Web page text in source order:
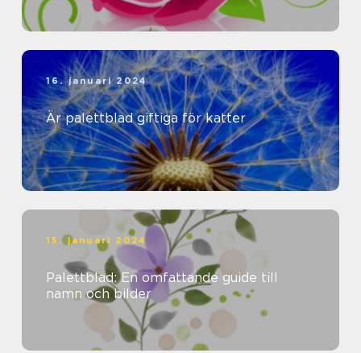
16. januari 2024
Är palettblad giftiga för katter
15. januari 2024
Palettblad: En omfattande guide till
namn och bilder